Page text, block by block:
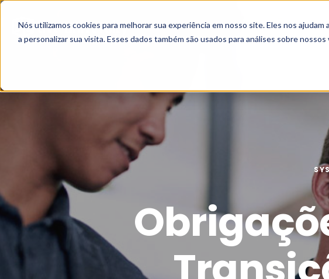
Nós utilizamos cookies para melhorar sua experiência em nosso site. Eles nos
a personalizar sua visita. Esses dados também são usados para análises sobre
HOME